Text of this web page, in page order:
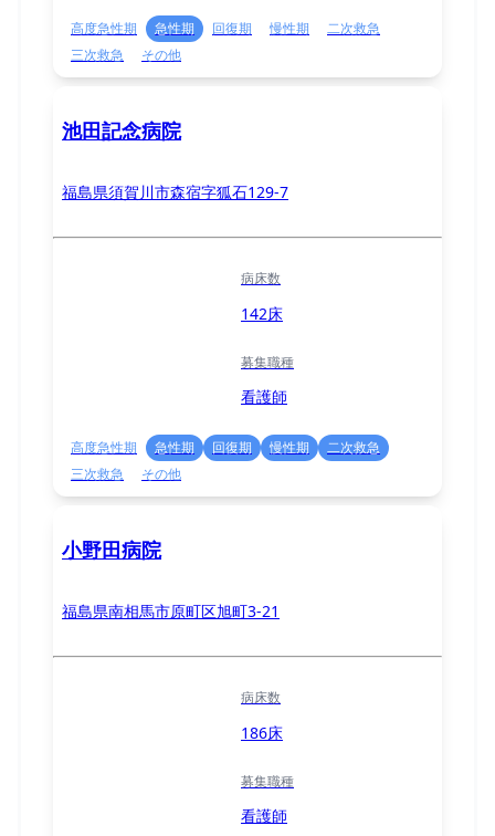
高度急性期 急性期 回復期 慢性期
二次救急
三次救急
その他
池田記念病院
福島県須賀川市森宿字狐石129-7
病床数
142床
募集職種
看護師
高度急性期 急性期 回復期 慢性期
二次救急
三次救急
その他
小野田病院
福島県南相馬市原町区旭町3-21
病床数
186床
募集職種
看護師